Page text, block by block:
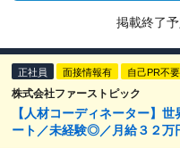
掲載終了予
正社員 面接情報有 自己PR不要
株式会社ファーストピック
【人材コーディネーター】
ート／未経験◎／月給３２万